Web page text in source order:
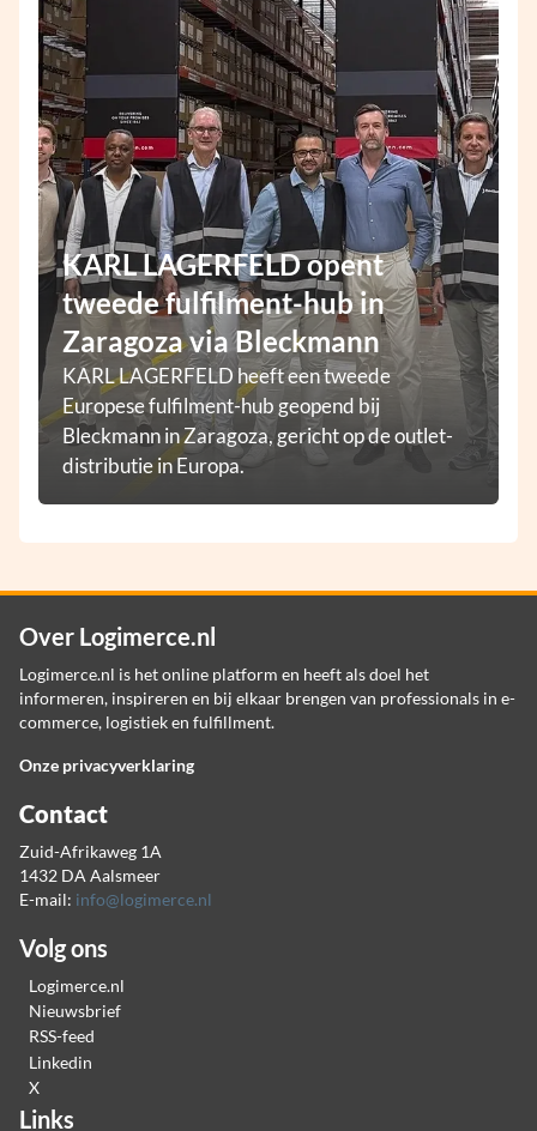
KARL LAGERFELD opent
tweede fulfilment-hub in
Zaragoza via Bleckmann
KARL LAGERFELD heeft een tweede
Europese fulfilment-hub geopend bij
Bleckmann in Zaragoza, gericht op de outlet-
distributie in Europa.
Over Logimerce.nl
Logimerce.nl is het online platform en heeft als doel het
informeren, inspireren en bij elkaar brengen van professionals in e-
commerce, logistiek en fulfillment.
Onze privacyverklaring
Contact
Zuid-Afrikaweg 1A
1432 DA Aalsmeer
E-mail: info@logimerce.nl
Volg ons
Logimerce.nl
Nieuwsbrief
RSS-feed
Linkedin
X
Links